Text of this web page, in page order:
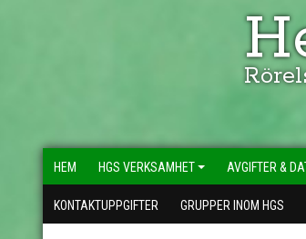
HEM HGS VERKSAMHET AVGIFTER &
KONTAKTUPPGIFTER GRUPPER INOM HGS